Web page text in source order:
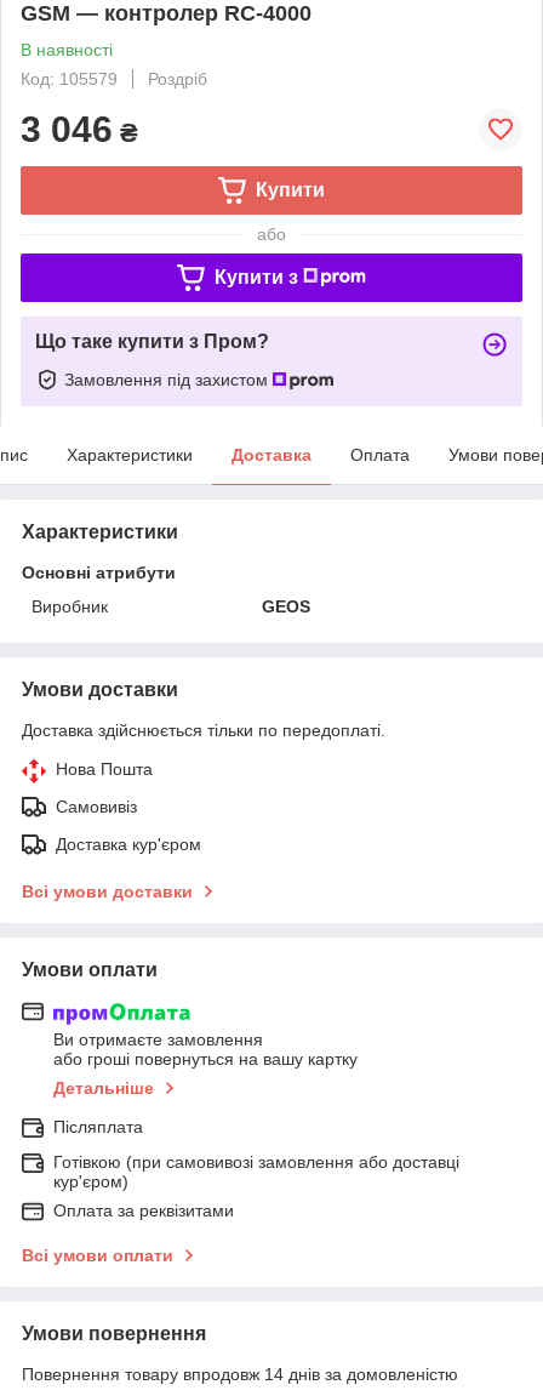
GSM — контролер RC-4000
В наявності
Код: 105579
Роздріб
3 046 ₴
Купити
або
Купити з
Що таке купити з Пром?
Замовлення під захистом
Характеристики Доставка Оплата Умови
Характеристики
Основні атрибути
Виробник
GEOS
Умови доставки
Доставка здійснюється тільки по передоплаті.
Нова Пошта
Самовивіз
Доставка кур'єром
Всі умови доставки
Умови оплати
Ви отримаєте замовлення
або гроші повернуться на вашу картку
Детальніше
Післяплата
Готівкою (при самовивозі замовлення або доставці
кур'єром)
Оплата за реквізитами
Всі умови оплати
Умови повернення
Повернення товару впродовж 14 днів за домовленістю